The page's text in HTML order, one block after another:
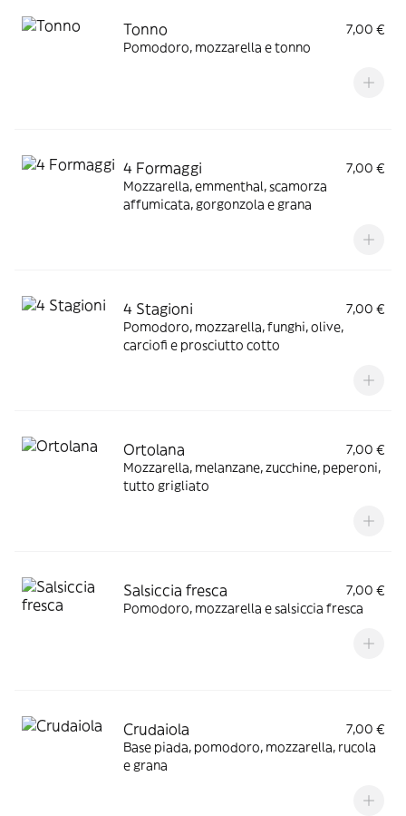
Tonno
7,00 €
Pomodoro, mozzarella e tonno
4 Formaggi
7,00 €
Mozzarella, emmenthal, scamorza
affumicata, gorgonzola e grana
4 Stagioni
7,00 €
Pomodoro, mozzarella, funghi, olive,
carciofi e prosciutto cotto
Ortolana
7,00 €
Mozzarella, melanzane, zucchine, peperoni,
tutto grigliato
Salsiccia fresca
7,00 €
Pomodoro, mozzarella e salsiccia fresca
Crudaiola
7,00 €
Base piada, pomodoro, mozzarella, rucola
e grana